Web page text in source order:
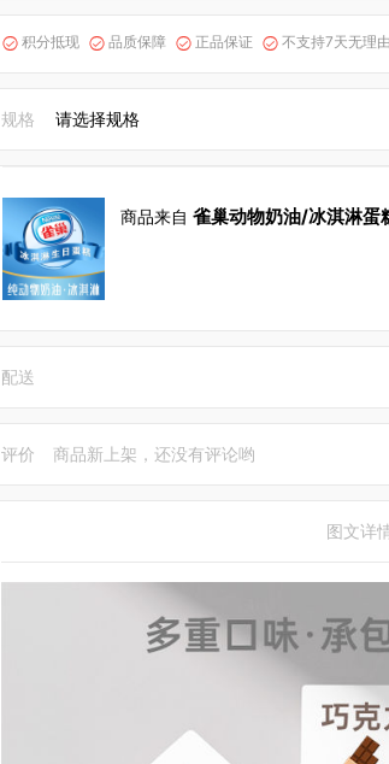
 积分抵现  品质保障  正品保证  不支持7天无理
规格 请选择规格
商品来自 雀巢动物奶油/冰淇淋蛋
配送
评价 商品新上架，还没有评论哟
图文详